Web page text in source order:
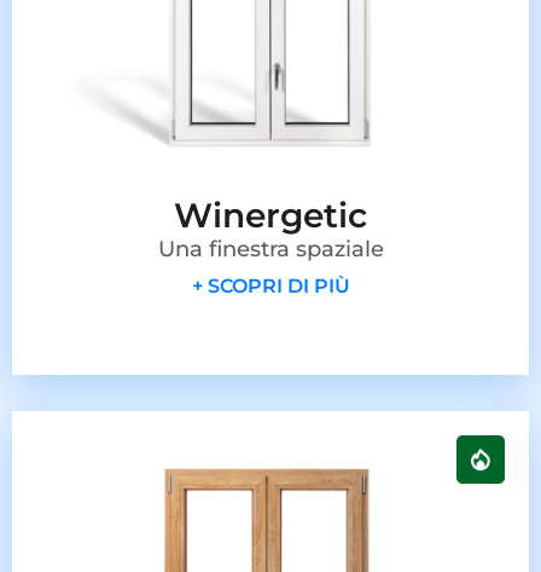
Winergetic
Una finestra spaziale
+ SCOPRI DI PIÙ